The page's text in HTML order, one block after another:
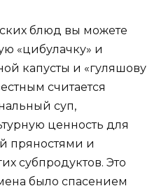
блюд вы можете
«цибулачку» и
капусты и «гуляшову
считается
суп,
ценность для
пряностями и
субпродуктов. Это
было спасением